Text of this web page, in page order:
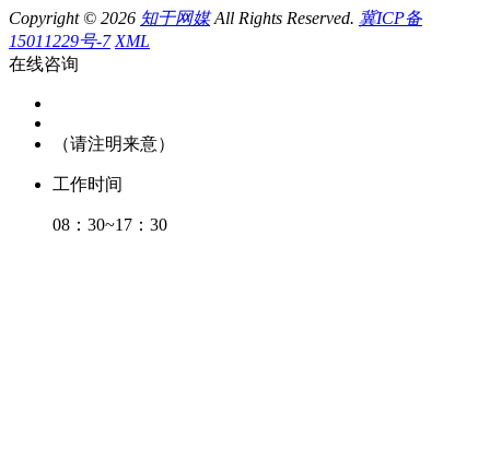
Copyright © 2026 知于网媒All Rights Reserved. 冀ICP备
15011229号-7 XML
在线咨询
（请注明来意）
工作时间
08：30~17：30